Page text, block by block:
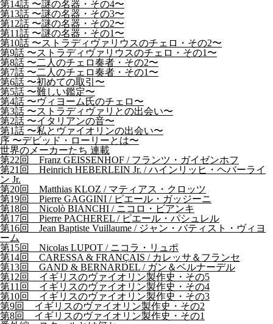
第14話 〜謎の名器・その4〜
第13話 〜謎の名器・その3〜
第12話 〜謎の名器・その2〜
第11話 〜謎の名器・その1〜
第10話 〜ストラディヴァリウスのチェロ・その2〜
第9話 〜ストラディヴァリウスのチェロ・その1〜
第8話 〜二人のチェロ奏者・その2〜
第7話 〜二人のチェロ奏者・その1〜
第6話 〜初めての取引〜
第5話 〜難しい鑑定〜
第4話 〜ヴィヨーム氏のチェロ〜
第3話 〜ストラディヴァリとの出会い〜
第2話 〜イタリアンの音〜
第1話 〜私とヴァイオリンの出会い〜
序 〜デビッド・ローリーとは〜
世界のメーカーたち 連載
第22回 Franz GEISSENHOF / フランツ・ガイゼンホフ
第21回 Heinrich HEBERLEIN Jr. / ハインリッヒ・ヘバーライ
ン Jr.
第20回 Matthias KLOZ / マティアス・クロッツ
第19回 Pierre GAGGINI / ピエール・ガッジーニ
第18回 Nicolò BIANCHI / ニコロ・ビアンキ
第17回 Pierre PACHEREL / ピエール・パシュレル
第16回 Jean Baptiste Vuillaume / ジャン・バティスト・ヴィヨ
ーム
第15回 Nicolas LUPOT / ニコラ・リュポ
第14回 CARESSA & FRANÇAIS / カレッサ＆フランセ
第13回 GAND & BERNARDEL / ガン＆ベルナーデル
第12回 イギリスのヴァイオリン製作史・その5
第11回 イギリスのヴァイオリン製作史・その4
第10回 イギリスのヴァイオリン製作史・その3
第9回 イギリスのヴァイオリン製作史・その2
第8回 イギリスのヴァイオリン製作史・その1